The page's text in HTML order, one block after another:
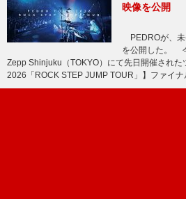
映像を公開
PEDROが、未
を公開した。
Zepp Shinjuku（TOKYO）にて先日開催された
2026「ROCK STEP JUMP TOUR」】ファイ